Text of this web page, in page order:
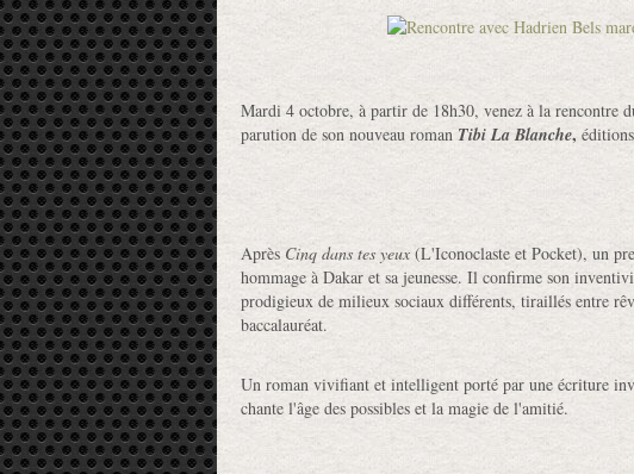
Mardi 4 octobre, à partir de 18h30, venez à la rencontre
parution de son nouveau roman Tibi La Blanche,
Après Cinq dans tes yeux (L'Iconoclaste et Pocket), un
hommage à Dakar et sa jeunesse. Il confirme son
prodigieux de milieux sociaux différents, tiraillés entre
baccalauréat.
Un roman vivifiant et intelligent porté par une écriture
chante l'âge des possibles et la magie de l'amitié.